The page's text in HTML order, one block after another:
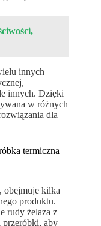
innych
innych. Dzięki
w różnych
dla
termiczna
obejmuje kilka
produktu.
rudy żelaza z
przeróbki, aby